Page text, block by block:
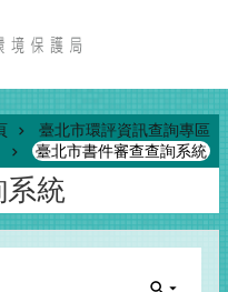
臺北市環評資訊查詢專區
臺北市書件審查查詢系統
系統